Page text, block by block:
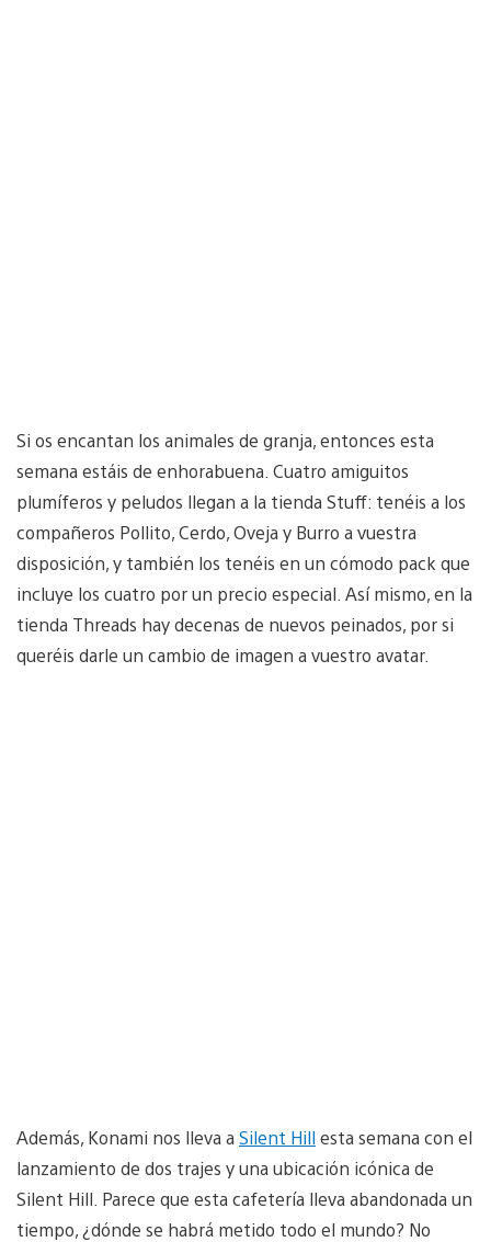
Si os encantan los animales de granja, entonces esta
semana estáis de enhorabuena. Cuatro amiguitos
plumíferos y peludos llegan a la tienda Stuff: tenéis a los
compañeros Pollito, Cerdo, Oveja y Burro a vuestra
disposición, y también los tenéis en un cómodo pack que
incluye los cuatro por un precio especial. Así mismo, en la
tienda Threads hay decenas de nuevos peinados, por si
queréis darle un cambio de imagen a vuestro avatar.
Además, Konami nos lleva a Silent Hillesta semana con el
lanzamiento de dos trajes y una ubicación icónica de
Silent Hill. Parece que esta cafetería lleva abandonada un
tiempo, ¿dónde se habrá metido todo el mundo? No